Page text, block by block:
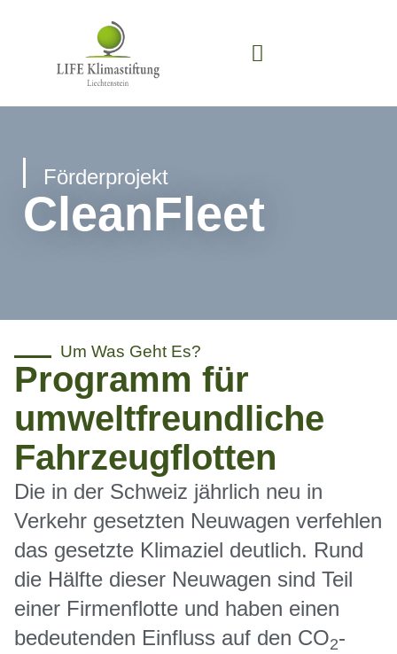
Förderprojekt
CleanFleet
Um Was Geht Es?
Programm für
umweltfreundliche
Fahrzeugflotten
Die in der Schweiz jährlich neu in
Verkehr gesetzten Neuwagen verfehlen
das gesetzte Klimaziel deutlich. Rund
die Hälfte dieser Neuwagen sind Teil
einer Firmenflotte und haben einen
bedeutenden Einfluss auf den CO2-